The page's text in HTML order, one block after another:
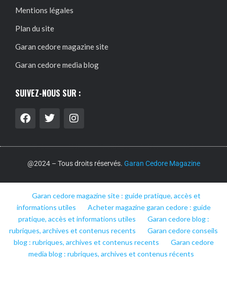
Mentions légales
Plan du site
Garan cedore magazine site
Garan cedore media blog
SUIVEZ-NOUS SUR :
@2024 – Tous droits réservés. Garan Cedore Magazine
Garan cedore magazine site : guide pratique, accès et
informations utiles
Acheter magazine garan cedore : guide
pratique, accès et informations utiles
Garan cedore blog :
rubriques, archives et contenus recents
Garan cedore conseils
blog : rubriques, archives et contenus recents
Garan cedore
media blog : rubriques, archives et contenus récents